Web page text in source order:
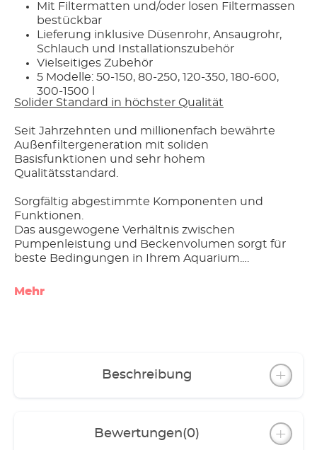
Mit Filtermatten und/oder losen Filtermassen
bestückbar
Lieferung inklusive Düsenrohr, Ansaugrohr,
Schlauch und Installationszubehör
Vielseitiges Zubehör
5 Modelle: 50-150, 80-250, 120-350, 180-600,
300-1500 l
Solider Standard in höchster Qualität
Seit Jahrzehnten und millionenfach bewährte
Außenfiltergeneration mit soliden
Basisfunktionen und sehr hohem
Qualitätsstandard.
Sorgfältig abgestimmte Komponenten und
Funktionen.
Das ausgewogene Verhältnis zwischen
Pumpenleistung und Beckenvolumen sorgt für
beste Bedingungen in Ihrem Aquarium.
Angenehme Laufruhe,
Alle Modelle inklusive Düsenrohr, Ansaugrohr,
Schlauch und Installationszubehör
Besondere Ausstattung einzelner Modelle:
- classic 150 mit Standfuß für sicheren Halt
Mehr
Beschreibung
Bewertungen(0)